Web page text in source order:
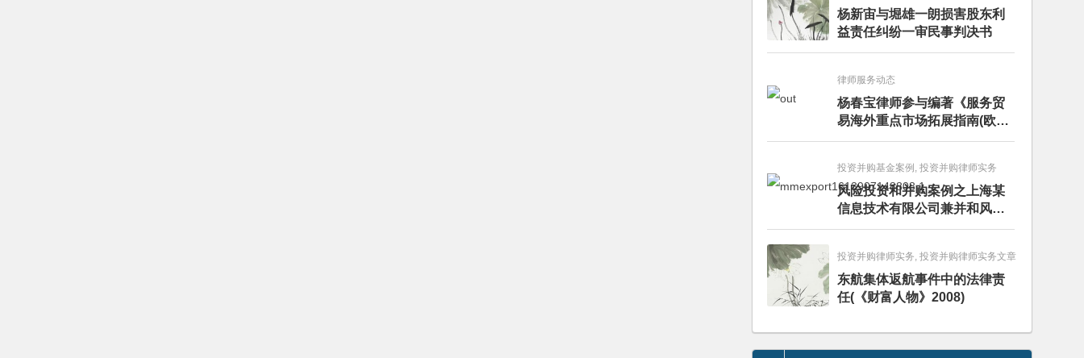
杨新宙与堀雄一朗损害股东利
益责任纠纷一审民事判决书
律师服务动态
杨春宝律师参与编著《服务贸
易海外重点市场拓展指南(欧洲
卷·意大利)》
投资并购基金案例, 投资并购律师实务
风险投资和并购案例之上海某
信息技术有限公司兼并和风险
投资服务
投资并购律师实务, 投资并购律师实务文章
东航集体返航事件中的法律责
任(《财富人物》2008)